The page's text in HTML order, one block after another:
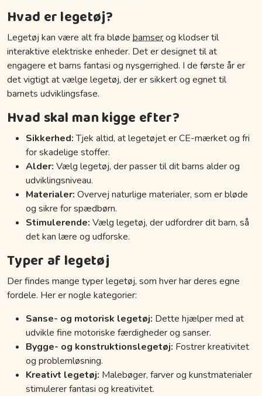
Hvad er legetøj?
Legetøj kan være alt fra bløde bamserog klodser til
interaktive elektriske enheder. Det er designet til at
engagere et barns fantasi og nysgerrighed. I de første år er
det vigtigt at vælge legetøj, der er sikkert og egnet til
barnets udviklingsfase.
Hvad skal man kigge efter?
Sikkerhed:Tjek altid, at legetøjet er CE-mærket og fri
for skadelige stoffer.
Alder: Vælg legetøj, der passer til dit barns alder og
udviklingsniveau.
Materialer: Overvej naturlige materialer, som er bløde
og sikre for spædbørn.
Stimulerende: Vælg legetøj, der udfordrer dit barn, så
det kan lære og udforske.
Typer af legetøj
Der findes mange typer legetøj, som hver har deres egne
fordele. Her er nogle kategorier:
Sanse- og motorisk legetøj: Dette hjælper med at
udvikle fine motoriske færdigheder og sanser.
Bygge- og konstruktionslegetøj: Fostrer kreativitet
og problemløsning.
Kreativt legetøj: Malebøger, farver og kunstmaterialer
stimulerer fantasi og kreativitet.